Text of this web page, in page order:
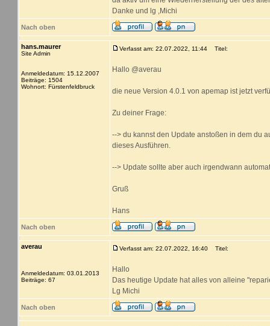
Danke und lg ,Michi
Nach oben
hans.maurer
Site Admin
Anmeldedatum: 15.12.2007
Beiträge: 1504
Wohnort: Fürstenfeldbruck
Verfasst am: 22.07.2022, 11:44 Titel:
Hallo @averau
die neue Version 4.0.1 von apemap ist jetzt
Zu deiner Frage:
--> du kannst den Update anstoßen in dem du
dieses Ausführen.
--> Update sollte aber auch irgendwann
Gruß
Hans
Nach oben
averau
Anmeldedatum: 03.01.2013
Beiträge: 67
Verfasst am: 22.07.2022, 16:40 Titel:
Hallo
Das heutige Update hat alles von alleine
Lg Michi
Nach oben